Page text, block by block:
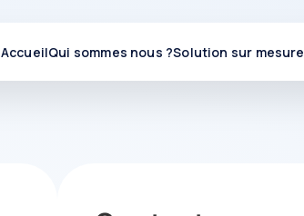
AccueilQui sommes nous ?Solution sur mesure